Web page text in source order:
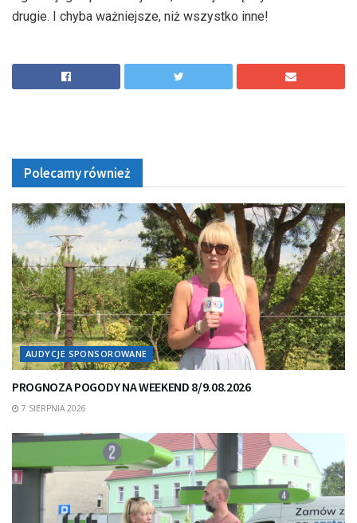
drugie. I chyba ważniejsze, niż wszystko inne!
Polecamy również
AUDYCJE SPONSOROWANE
PROGNOZA POGODY NA WEEKEND 8/9.08.2026
7 SIERPNIA 2026